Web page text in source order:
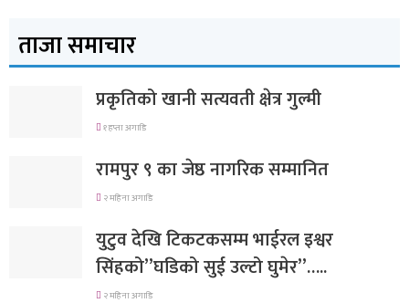
ताजा समाचार
प्रकृतिको खानी सत्यवती क्षेत्र गुल्मी
१ हप्ता अगाडि
रामपुर ९ का जेष्ठ नागरिक सम्मानित
२ महिना अगाडि
युटुव देखि टिकटकसम्म भाईरल इश्वर
सिंहको”घडिको सुई उल्टो घुमेर”…..
२ महिना अगाडि